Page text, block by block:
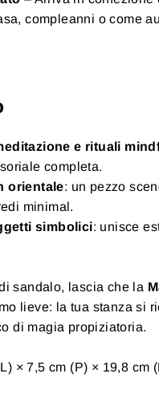
compleanni o come
e rituali
completa.
orientale: un pezzo
minimal.
simbolici: unisce
sandalo, lascia che la
lieve: la tua stanza si
di magia propiziatoria.
× 7,5 cm (P) × 19,8 cm